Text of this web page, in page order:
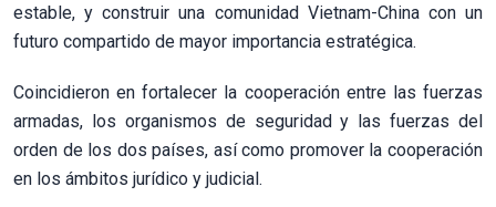
estable, y construir una comunidad Vietnam-China con un
futuro compartido de mayor importancia estratégica.
Coincidieron en fortalecer la cooperación entre las fuerzas
armadas, los organismos de seguridad y las fuerzas del
orden de los dos países, así como promover la cooperación
en los ámbitos jurídico y judicial.